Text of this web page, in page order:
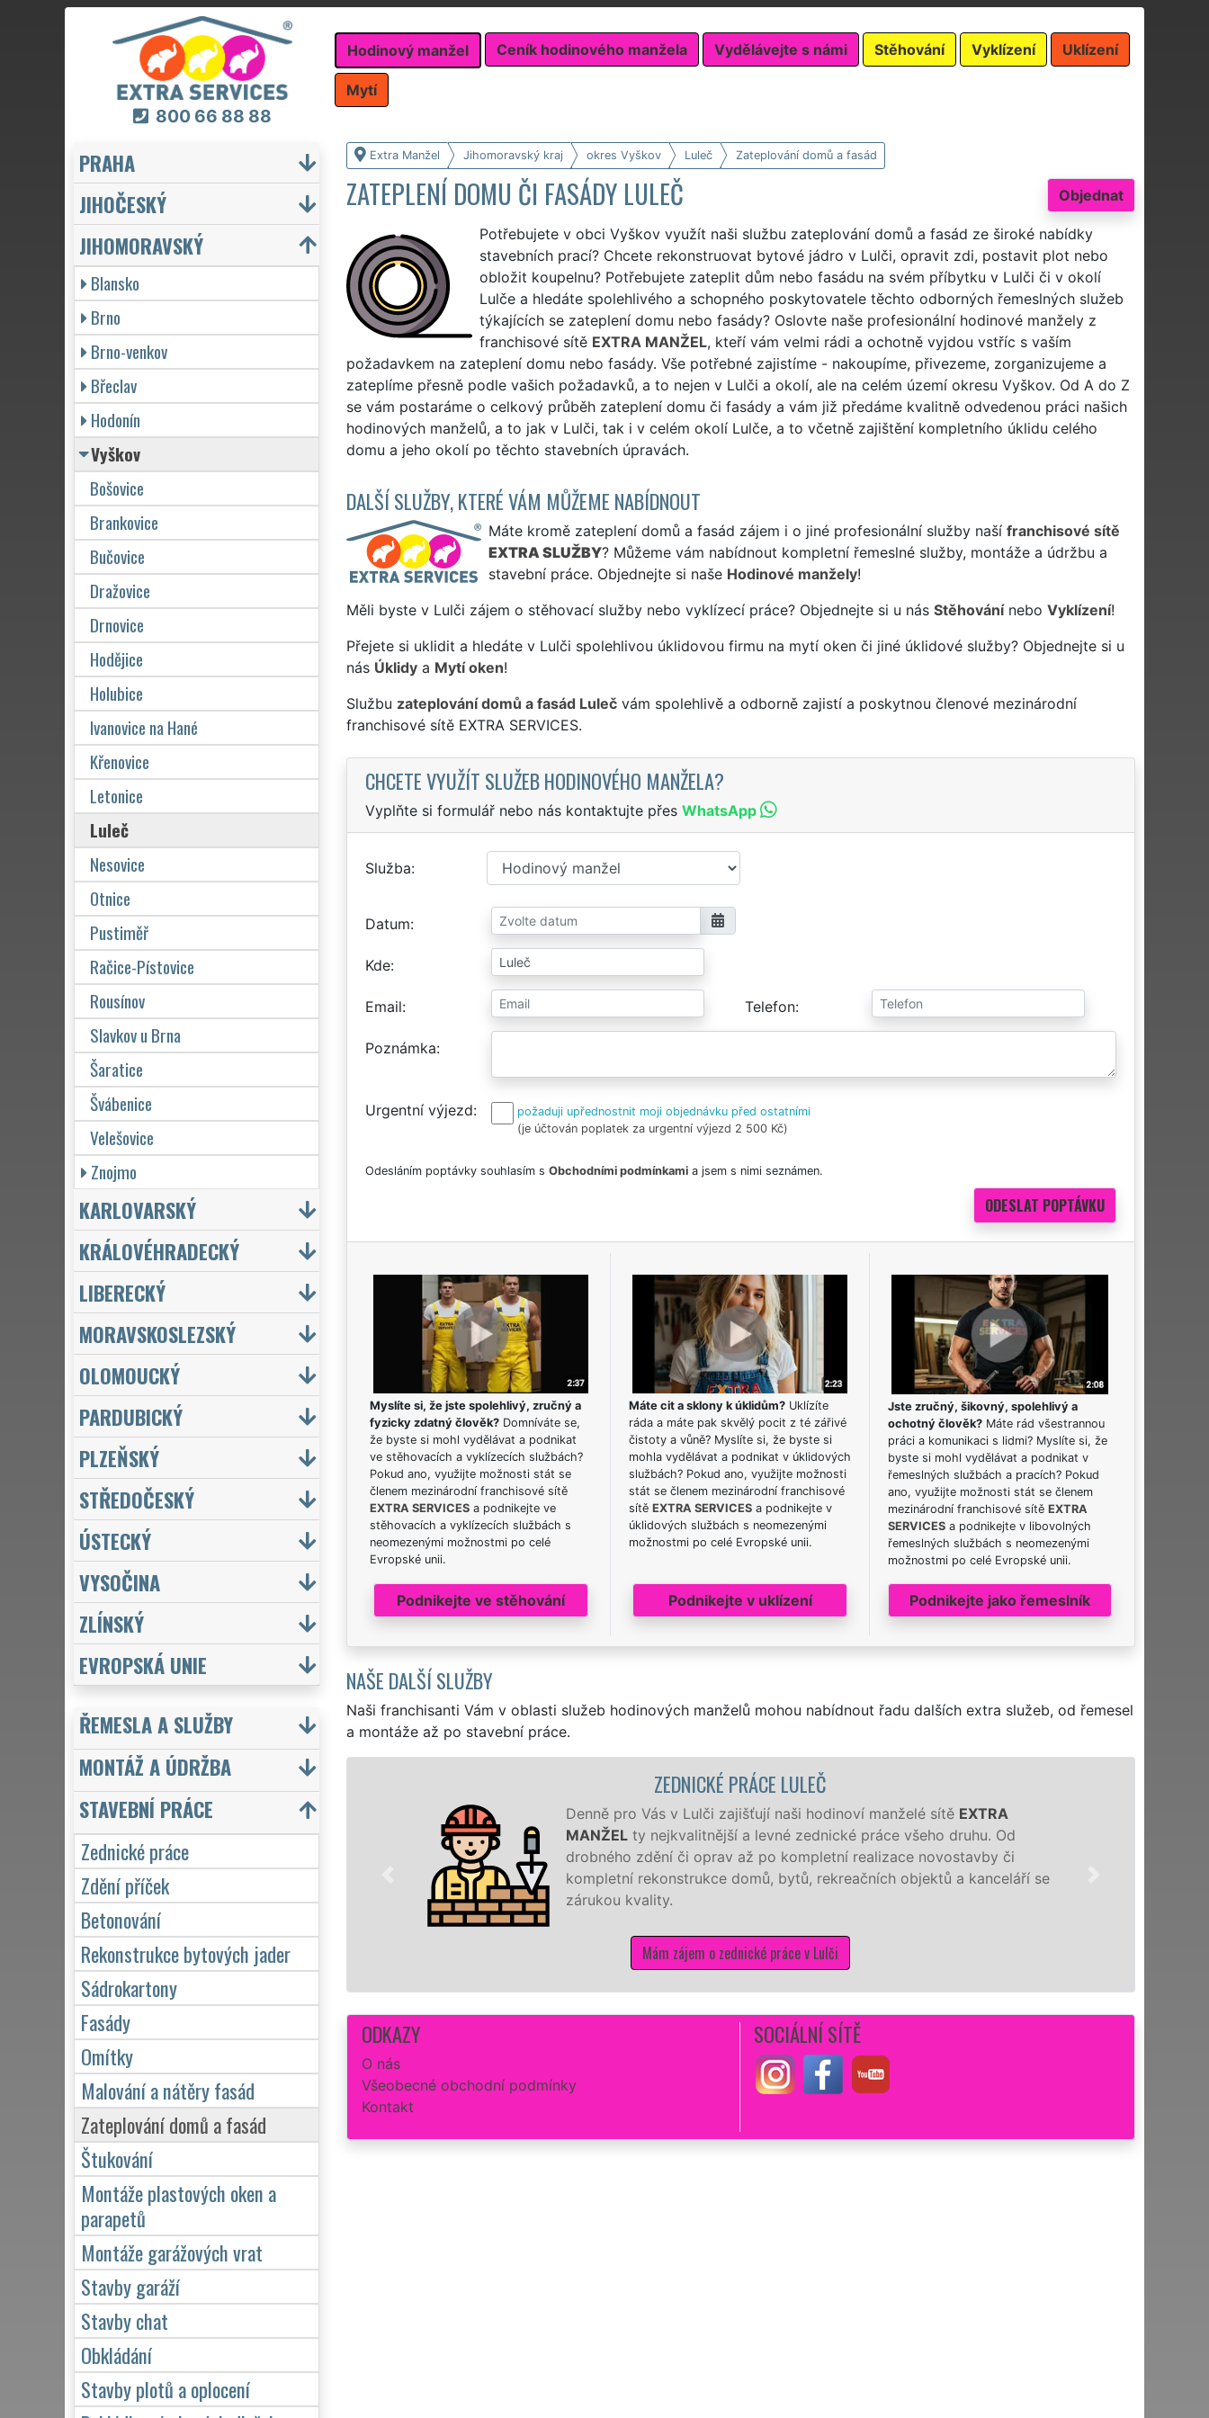
800 66 88 88
Hodinový manžel Ceník hodinového manžela Vydělávejte s námi Stěhování Vyklízení Uklízení
Mytí
Extra Manžel Jihomoravský kraj okres Vyškov Luleč Zateplování domů a fasád
Objednat
ZATEPLENÍ DOMU ČI FASÁDY LULEČ
Potřebujete v obci Vyškov využít naši službu zateplování domů a fasád ze široké nabídky
stavebních prací? Chcete rekonstruovat bytové jádro v Lulči, opravit zdi, postavit plot nebo
obložit koupelnu? Potřebujete zateplit dům nebo fasádu na svém příbytku v Lulči či v okolí
Lulče a hledáte spolehlivého a schopného poskytovatele těchto odborných řemeslných služeb
týkajících se zateplení domu nebo fasády? Oslovte naše profesionální hodinové manžely z
franchisové sítě EXTRA MANŽEL, kteří vám velmi rádi a ochotně vyjdou vstříc s vaším
požadavkem na zateplení domu nebo fasády. Vše potřebné zajistíme - nakoupíme, přivezeme, zorganizujeme a
zateplíme přesně podle vašich požadavků, a to nejen v Lulči a okolí, ale na celém území okresu Vyškov. Od A do Z
se vám postaráme o celkový průběh zateplení domu či fasády a vám již předáme kvalitně odvedenou práci našich
hodinových manželů, a to jak v Lulči, tak i v celém okolí Lulče, a to včetně zajištění kompletního úklidu celého
domu a jeho okolí po těchto stavebních úpravách.
DALŠÍ SLUŽBY, KTERÉ VÁM MŮŽEME NABÍDNOUT
Máte kromě zateplení domů a fasád zájem i o jiné profesionální služby naší franchisové sítě
EXTRA SLUŽBY? Můžeme vám nabídnout kompletní řemeslné služby, montáže a údržbu a
stavební práce. Objednejte si naše Hodinové manžely!
Měli byste v Lulči zájem o stěhovací služby nebo vyklízecí práce? Objednejte si u nás Stěhovánínebo Vyklízení!
Přejete si uklidit a hledáte v Lulči spolehlivou úklidovou firmu na mytí oken či jiné úklidové služby? Objednejte si u
nás Úklidya Mytí oken!
Službu zateplování domů a fasád Lulečvám spolehlivě a odborně zajistí a poskytnou členové mezinárodní
franchisové sítě EXTRA SERVICES.
CHCETE VYUŽÍT SLUŽEB HODINOVÉHO MANŽELA?
Vyplňte si formulář nebo nás kontaktujte přes WhatsApp
Služba
Datum
Kde
Email Telefon
Poznámka
Urgentní výjezd
požaduji upřednostnit moji objednávku před ostatními
(je účtován poplatek za urgentní výjezd 2 500 Kč)
Odesláním poptávky souhlasím s Obchodními podmínkamia jsem s nimi seznámen.
Myslíte si, že jste spolehlivý, zručný a
fyzicky zdatný člověk?Domníváte se,
že byste si mohl vydělávat a podnikat
ve stěhovacích a vyklízecích službách?
Pokud ano, využijte možnosti stát se
členem mezinárodní franchisové sítě
EXTRA SERVICESa podnikejte ve
stěhovacích a vyklízecích službách s
neomezenými možnostmi po celé
Evropské unii.
Podnikejte ve stěhování
Máte cit a sklony k úklidům?Uklízíte
ráda a máte pak skvělý pocit z té zářivé
čistoty a vůně? Myslíte si, že byste si
mohla vydělávat a podnikat v úklidových
službách? Pokud ano, využijte možnosti
stát se členem mezinárodní franchisové
sítě EXTRA SERVICESa podnikejte v
úklidových službách s neomezenými
možnostmi po celé Evropské unii.
Podnikejte v uklízení
Jste zručný, šikovný, spolehlivý a
ochotný člověk? Máte rád všestrannou
práci a komunikaci s lidmi? Myslíte si, že
byste si mohl vydělávat a podnikat v
řemeslných službách a pracích? Pokud
ano, využijte možnosti stát se členem
mezinárodní franchisové sítěEXTRA
SERVICES a podnikejte v libovolných
řemeslných službách s neomezenými
možnostmi po celé Evropské unii.
Podnikejte jako řemeslník
NAŠE DALŠÍ SLUŽBY
Naši franchisanti Vám v oblasti služeb hodinových manželů mohou nabídnout řadu dalších extra služeb, od řemesel
a montáže až po stavební práce.
ZEDNICKÉ PRÁCE LULEČ
Denně pro Vás v Lulči zajišťují naši hodinoví manželé sítě EXTRA
MANŽELty nejkvalitnější a levné zednické práce všeho druhu. Od
drobného zdění či oprav až po kompletní realizace novostavby či
kompletní rekonstrukce domů, bytů, rekreačních objektů a kanceláří se
zárukou kvality.
Mám zájem o zednické práce v Lulči
ODKAZY
O nás
Všeobecné obchodní podmínky
Kontakt
SOCIÁLNÍ SÍTĚ
PRAHA
JIHOČESKÝ
JIHOMORAVSKÝ
Blansko
Brno
Brno-venkov
Břeclav
Hodonín
Vyškov
Bošovice
Brankovice
Bučovice
Dražovice
Drnovice
Hodějice
Holubice
Ivanovice na Hané
Křenovice
Letonice
Luleč
Nesovice
Otnice
Pustiměř
Račice-Pístovice
Rousínov
Slavkov u Brna
Šaratice
Švábenice
Velešovice
Znojmo
KARLOVARSKÝ
KRÁLOVÉHRADECKÝ
LIBERECKÝ
MORAVSKOSLEZSKÝ
OLOMOUCKÝ
PARDUBICKÝ
PLZEŇSKÝ
STŘEDOČESKÝ
ÚSTECKÝ
VYSOČINA
ZLÍNSKÝ
EVROPSKÁ UNIE
ŘEMESLA A SLUŽBY
MONTÁŽ A ÚDRŽBA
STAVEBNÍ PRÁCE
Zednické práce
Zdění příček
Betonování
Rekonstrukce bytových jader
Sádrokartony
Fasády
Omítky
Malování a nátěry fasád
Zateplování domů a fasád
Štukování
Montáže plastových oken a
parapetů
Montáže garážových vrat
Stavby garáží
Stavby chat
Obkládání
Stavby plotů a oplocení